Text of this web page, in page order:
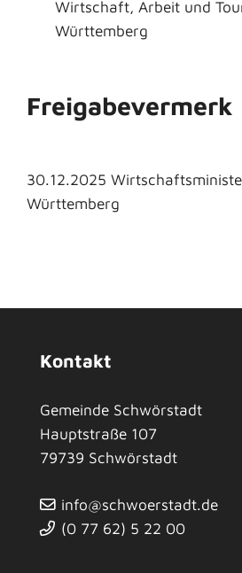
Wirtschaft, Arbeit und
Württemberg
Freigabevermerk
30.12.2025
Württemberg
Kontakt
Gemeinde Schwörstadt
Hauptstraße 107
79739 Schwörstadt
info@schwoerstadt.de
(0 77 62) 5 22 00